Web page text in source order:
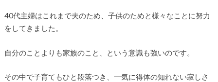
40代主婦はこれまで夫のため、子供のためと様々なことに努力
をしてきました。
自分のことよりも家族のこと、という意識も強いのです。
その中で子育てもひと段落つき、一気に得体の知れない寂しさ